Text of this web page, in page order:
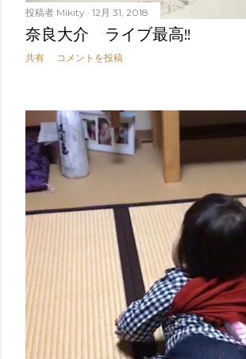
投稿者 Mikity 12月 31, 2018
奈良大介 ライブ最高!!
共有 コメントを投稿